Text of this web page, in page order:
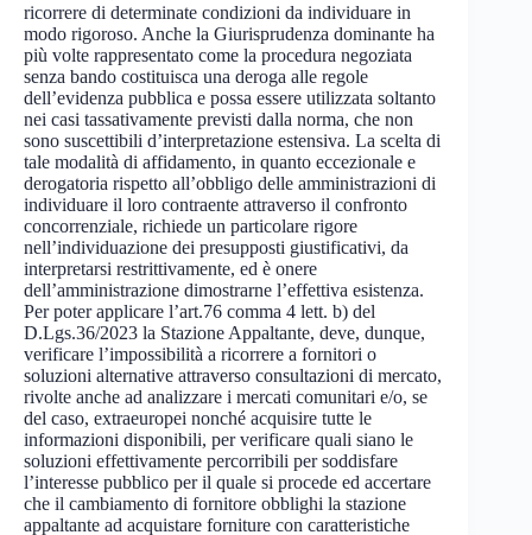
ricorrere di determinate condizioni da individuare in
modo rigoroso. Anche la Giurisprudenza dominante ha
più volte rappresentato come la procedura negoziata
senza bando costituisca una deroga alle regole
dell’evidenza pubblica e possa essere utilizzata soltanto
nei casi tassativamente previsti dalla norma, che non
sono suscettibili d’interpretazione estensiva. La scelta di
tale modalità di affidamento, in quanto eccezionale e
derogatoria rispetto all’obbligo delle amministrazioni di
individuare il loro contraente attraverso il confronto
concorrenziale, richiede un particolare rigore
nell’individuazione dei presupposti giustificativi, da
interpretarsi restrittivamente, ed è onere
dell’amministrazione dimostrarne l’effettiva esistenza.
Per poter applicare l’art.76 comma 4 lett. b) del
D.Lgs.36/2023 la Stazione Appaltante, deve, dunque,
verificare l’impossibilità a ricorrere a fornitori o
soluzioni alternative attraverso consultazioni di mercato,
rivolte anche ad analizzare i mercati comunitari e/o, se
del caso, extraeuropei nonché acquisire tutte le
informazioni disponibili, per verificare quali siano le
soluzioni effettivamente percorribili per soddisfare
l’interesse pubblico per il quale si procede ed accertare
che il cambiamento di fornitore obblighi la stazione
appaltante ad acquistare forniture con caratteristiche